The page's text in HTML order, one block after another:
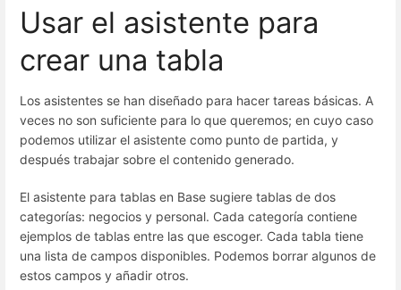
Usar el asistente para
crear una tabla
Los asistentes se han diseñado para hacer tareas básicas. A
veces no son suficiente para lo que queremos; en cuyo caso
podemos utilizar el asistente como punto de partida, y
después trabajar sobre el contenido generado.
El asistente para tablas en Base sugiere tablas de dos
categorías: negocios y personal. Cada categoría contiene
ejemplos de tablas entre las que escoger. Cada tabla tiene
una lista de campos disponibles. Podemos borrar algunos de
estos campos y añadir otros.